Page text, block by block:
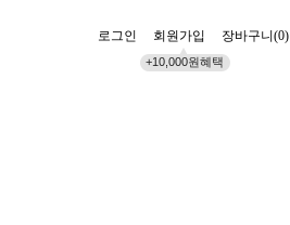
로그인 회원가입
+10,000원혜택
장바구니(0)